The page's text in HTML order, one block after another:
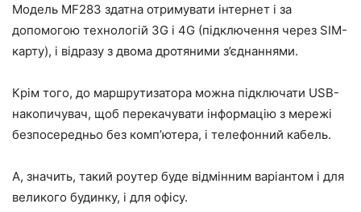
Модель MF283 здатна отримувати інтернет і за
допомогою технологій 3G і 4G (підключення через SIM-
карту), і відразу з двома дротяними з’єднаннями.
Крім того, до маршрутизатора можна підключати USB-
накопичувач, щоб перекачувати інформацію з мережі
безпосередньо без комп’ютера, і телефонний кабель.
А, значить, такий роутер буде відмінним варіантом і для
великого будинку, і для офісу.